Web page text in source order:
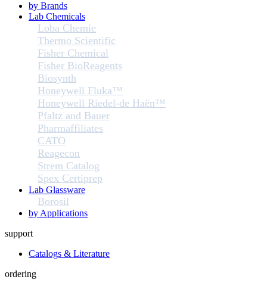
by Brands
Lab Chemicals
Loba Chemie
Thermo Scientific
Fisher Chemical
Fisher BioReagents
Biosynth
Honeywell Fluka™
Honeywell Riedel-de Haën™
Pfaltz and Bauer
Pharmaffiliates
CATO
Reagecon
Strem Catalog
Spex Certiprep
Lab Glassware
Borosil
by Applications
support
Catalogs & Literature
ordering